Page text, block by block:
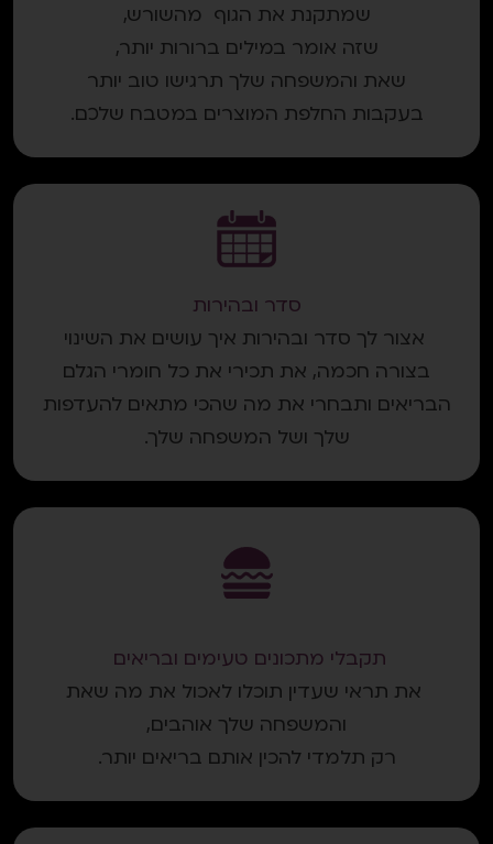
שמתקנת את הגוף מהשורש,
שזה אומר במילים ברורות יותר,
שאת והמשפחה שלך תרגישו טוב יותר
בעקבות החלפת המוצרים במטבח שלכם.
סדר ובהירות
אצור לך סדר ובהירות איך עושים את השינוי
בצורה חכמה, את תכירי את כל חומרי הגלם
הבריאים ותבחרי את מה שהכי מתאים להעדפות
שלך ושל המשפחה שלך.
תקבלי מתכונים טעימים ובריאים
את תראי שעדין תוכלו לאכול את מה שאת
והמשפחה שלך אוהבים,
רק תלמדי להכין אותם בריאים יותר.